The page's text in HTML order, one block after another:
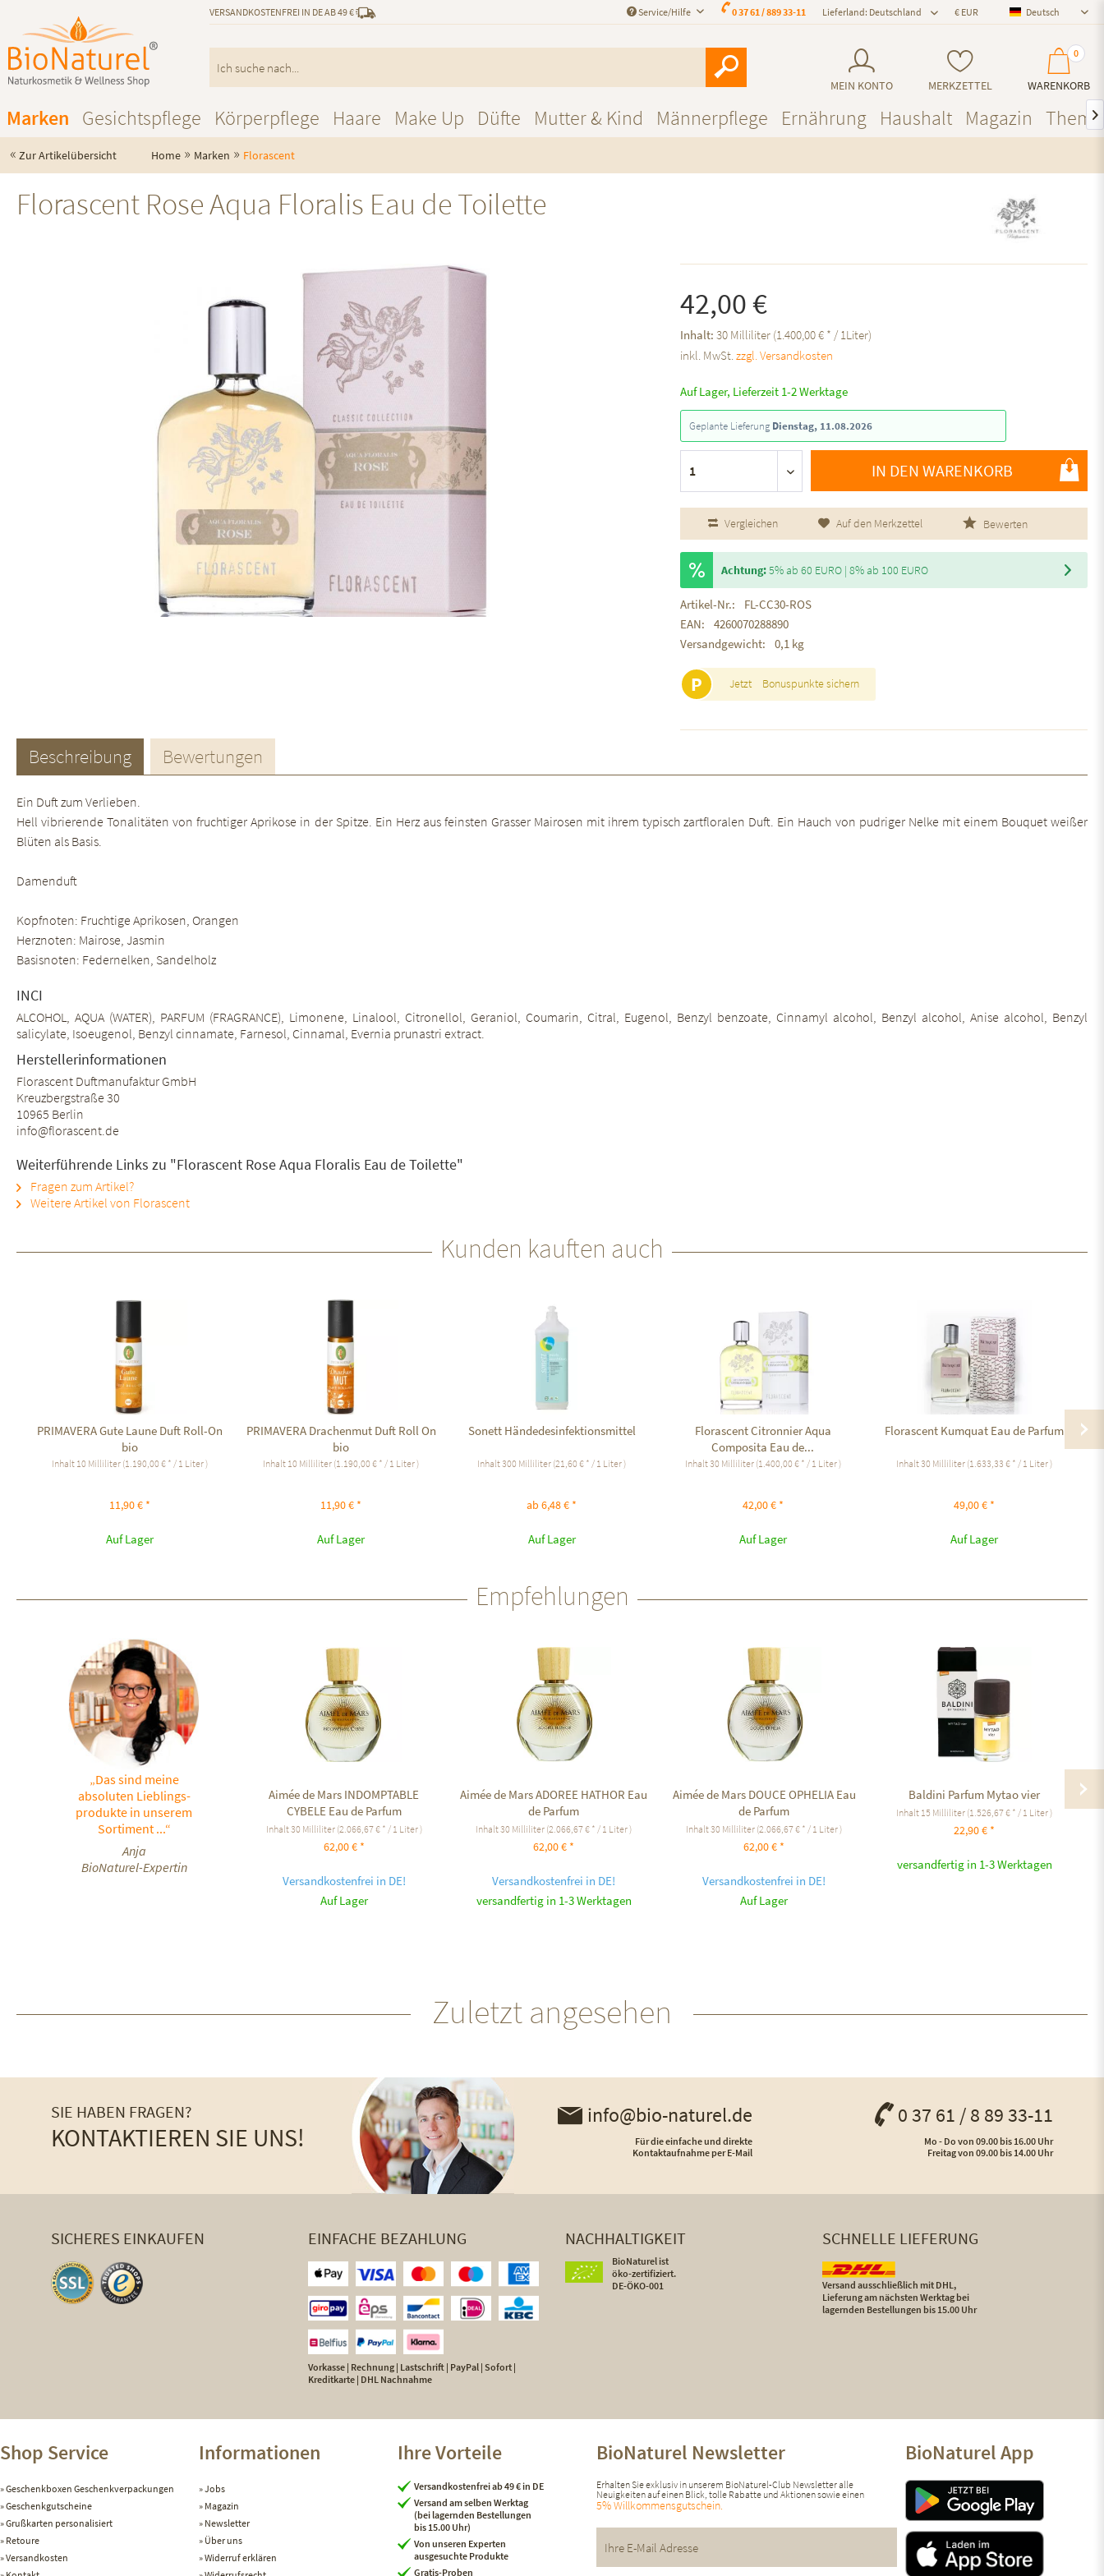
VERSANDKOSTENFREI IN DE AB 49 € Deutsch
Deutsch
Lieferland: Deutschland
0 37 61 / 889 33-11
Service/Hilfe
MEIN KONTO MERKZETTEL
0
WARENKORB
Marken Gesichtspflege Körperpflege Haare Make Up Düfte Mutter & Kind Männerpflege Ernährung Haushalt Magazin 
« Zur Artikelübersicht Home » Marken » Florascent
Florascent Rose Aqua Floralis Eau de Toilette
42,00 €
Inhalt:30 Milliliter (1.400,00 € * / 1Liter)
inkl. MwSt.zzgl. Versandkosten
Auf Lager, Lieferzeit 1-2 Werktage
Geplante Lieferung Dienstag, 11.08.2026
IN DEN WARENKORB
Vergleichen Auf den Merkzettel Bewerten
Achtung:5% ab 60 EURO | 8% ab 100 EURO
Artikel-Nr.:
FL-CC30-ROS
EAN:
4260070288890
Versandgewicht:
0,1 kg
P Jetzt Bonuspunkte sichern
Beschreibung Bewertungen
Ein Duft zum Verlieben.
Hell vibrierende Tonalitäten von fruchtiger Aprikose in der Spitze. Ein Herz aus feinsten Grasser Mairosen mit ihrem typisch zartfloralen Duft. Ein Hauch von pudriger Nelke mit einem Bouquet weißer
Blüten als Basis.
Damenduft
Kopfnoten: Fruchtige Aprikosen, Orangen
Herznoten: Mairose, Jasmin
Basisnoten: Federnelken, Sandelholz
INCI
ALCOHOL, AQUA (WATER), PARFUM (FRAGRANCE), Limonene, Linalool, Citronellol, Geraniol, Coumarin, Citral, Eugenol, Benzyl benzoate, Cinnamyl alcohol, Benzyl alcohol, Anise alcohol, Benzyl
salicylate, Isoeugenol, Benzyl cinnamate, Farnesol, Cinnamal, Evernia prunastri extract.
Herstellerinformationen
Florascent Duftmanufaktur GmbH
Kreuzbergstraße 30
10965 Berlin
info@florascent.de
Weiterführende Links zu "Florascent Rose Aqua Floralis Eau de Toilette"
Fragen zum Artikel?
Weitere Artikel von Florascent
Kunden kauften auch
PRIMAVERA Gute Laune Duft Roll-On
bio
Inhalt 10 Milliliter (1.190,00 € * / 1 Liter )
11,90 € *
Auf Lager
PRIMAVERA Drachenmut Duft Roll On
bio
Inhalt 10 Milliliter (1.190,00 € * / 1 Liter )
11,90 € *
Auf Lager
Sonett Händedesinfektionsmittel
Inhalt300 Milliliter (21,60 € * / 1 Liter )
ab 6,48 € *
Auf Lager
Florascent Citronnier Aqua
Composita Eau de...
Inhalt30 Milliliter (1.400,00 € * / 1 Liter )
42,00 € *
Auf Lager
Florascent Kumquat Eau de Parfum
Inhalt30 Milliliter (1.633,33 € * / 1 Liter )
49,00 € *
Auf Lager
Empfehlungen
„Das sind meine
absoluten Lieblings-
produkte in unserem
Sortiment ...“
Anja
BioNaturel-Expertin
Aimée de Mars INDOMPTABLE
CYBELE Eau de Parfum
Inhalt30 Milliliter (2.066,67 € * / 1 Liter )
62,00 € *
Versandkostenfrei in DE!
Auf Lager
Aimée de Mars ADOREE HATHOR Eau
de Parfum
Inhalt30 Milliliter (2.066,67 € * / 1 Liter )
62,00 € *
Versandkostenfrei in DE!
versandfertig in 1-3 Werktagen
Aimée de Mars DOUCE OPHELIA Eau
de Parfum
Inhalt30 Milliliter (2.066,67 € * / 1 Liter )
62,00 € *
Versandkostenfrei in DE!
Auf Lager
Baldini Parfum Mytao vier
Inhalt 15 Milliliter (1.526,67 € * / 1 Liter )
22,90 € *
versandfertig in 1-3 Werktagen
Zuletzt angesehen
SIE HABEN FRAGEN?
KONTAKTIEREN SIE UNS!
info@bio-naturel.de
Für die einfache und direkte
Kontaktaufnahme per E-Mail
0 37 61 / 8 89 33-11
Mo - Do von 09.00 bis 16.00 Uhr
Freitag von 09.00 bis 14.00 Uhr
SICHERES EINKAUFEN EINFACHE BEZAHLUNG
Vorkasse | Rechnung | Lastschrift | PayPal | Sofort |
Kreditkarte | DHL Nachnahme
NACHHALTIGKEIT
BioNaturel ist
öko-zertifiziert.
DE-ÖKO-001
SCHNELLE LIEFERUNG
Versand ausschließlich mit DHL,
Lieferung am nächsten Werktag bei
lagernden Bestellungen bis 15.00 Uhr
Shop Service
Geschenkboxen Geschenkverpackungen
Geschenkgutscheine
Grußkarten personalisiert
Retoure
Versandkosten
Informationen
Jobs
Magazin
Newsletter
Über uns
Widerruf erklären
Ihre Vorteile
Versandkostenfrei ab 49 € in DE
Versand am selben Werktag
(bei lagernden Bestellungen
bis 15.00 Uhr)
Von unseren Experten
ausgesuchte Produkte
Gratis-Proben
BioNaturel Newsletter
Erhalten Sie exklusiv in unserem BioNaturel-Club Newsletter alle
Neuigkeiten auf einen Blick, tolle Rabatte und Aktionen sowie einen
5% Willkommensgutschein.
BioNaturel App